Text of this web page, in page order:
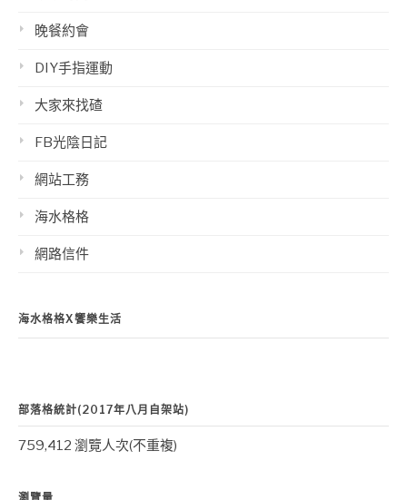
晚餐約會
DIY手指運動
大家來找碴
FB光陰日記
網站工務
海水格格
網路信件
海水格格X饗樂生活
部落格統計(2017年八月自架站)
759,412 瀏覽人次(不重複)